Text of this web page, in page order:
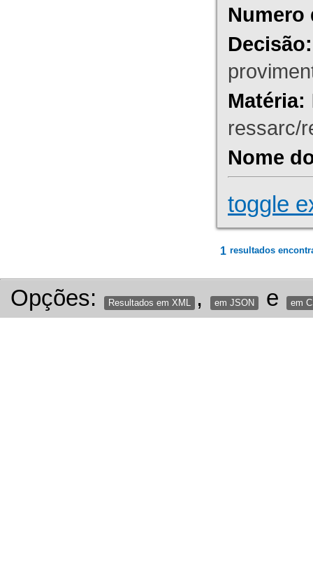
Numero
Decisão:
Matéria:
ressarc/
Nome
toggle
1 resultados
Opções: Resultados em XML , em JSON e em